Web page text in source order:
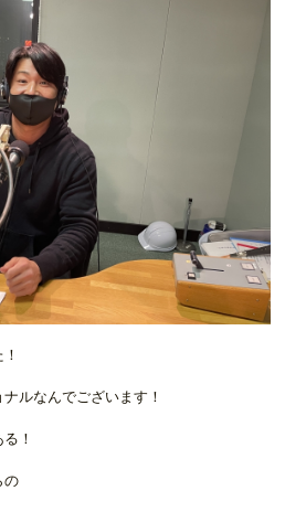
ルなんでございます！
！
の